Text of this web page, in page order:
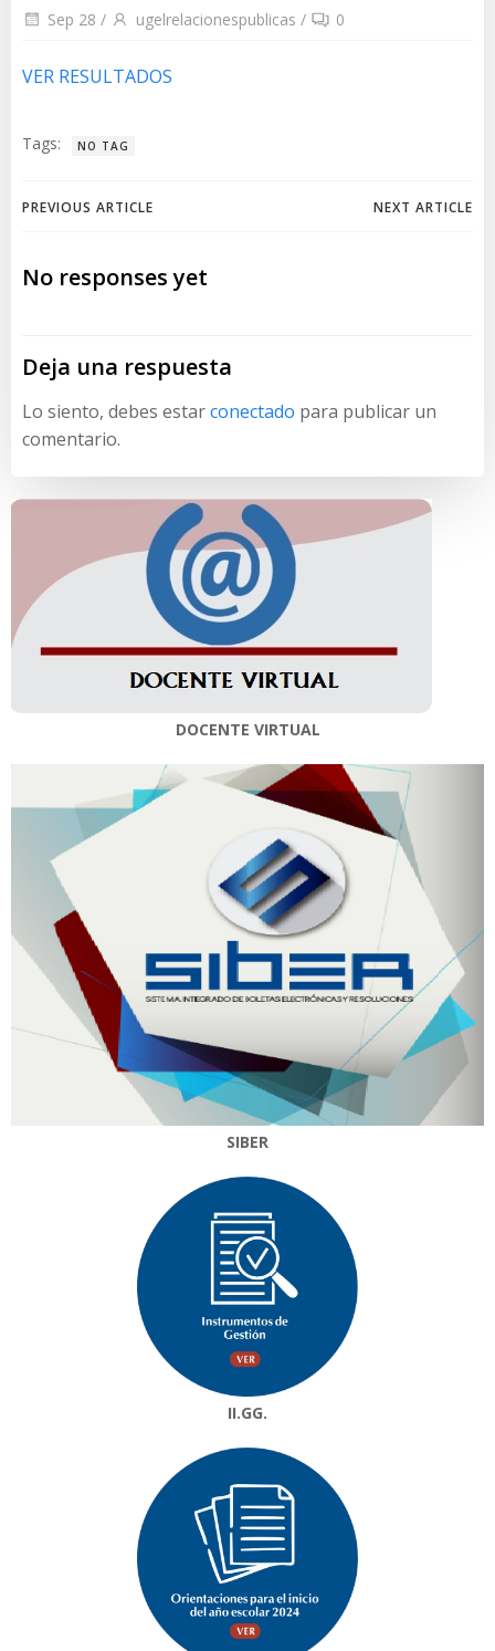
Sep 28 / ugelrelacionespublicas / 0
VER RESULTADOS
Tags: NO TAG
Navegación
de
PREVIOUS ARTICLE
Navegación
NEXT ARTICLE
No responses yet
Deja una respuesta
Lo siento, debes estarconectado para publicar un
comentario.
DOCENTE VIRTUAL
SIBER
II.GG.